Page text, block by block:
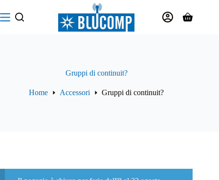
al
contenuto
Carrello
Gruppi di continuit?
Home Accessori Gruppi di continuit?